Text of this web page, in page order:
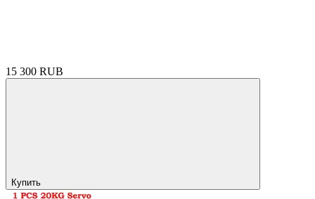
15 300 RUB
Купить